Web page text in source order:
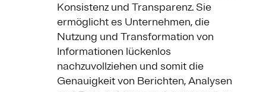
Konsistenz und Transparenz. Sie
ermöglicht es Unternehmen, die
Nutzung und Transformation von
Informationen lückenlos
nachzuvollziehen und somit die
Genauigkeit von Berichten, Analysen